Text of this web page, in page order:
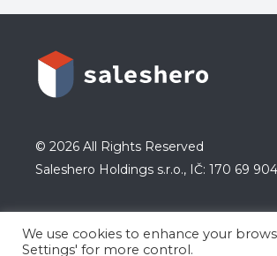
© 2026 All Rights Reserved
Saleshero Holdings s.r.o., IČ: 170 69
We use cookies to enhance your
Settings' for more control.